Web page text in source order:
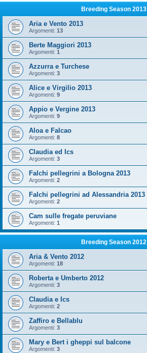
Breeding Season 2013
Aria e Vento 2013
Argomenti: 13
Berte Maggiori 2013
Argomenti: 1
Azzurra e Turchese
Argomenti: 3
Alice e Virgilio 2013
Argomenti: 9
Appio e Vergine 2013
Argomenti: 9
Aloa e Falcao
Argomenti: 8
Claudia ed Ics
Argomenti: 3
Falchi pellegrini a Bologna 2013
Argomenti: 2
Falchi pellegrini ad Alessandria 2013
Argomenti: 2
Cam sulle fregate peruviane
Argomenti: 1
Breeding Season 2012
Aria & Vento 2012
Argomenti: 18
Roberta e Umberto 2012
Argomenti: 3
Claudia e Ics
Argomenti: 2
Zaffiro e Bellablu
Argomenti: 3
Mary e Bert i gheppi sul balcone
Argomenti: 3